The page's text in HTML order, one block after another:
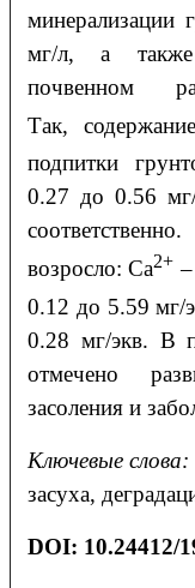
мг/л, а также
почвенном
Так,
подпитки
0.27 до 0.56
возросло: Ca2+
0.12 до 5.59 мг/
0.28 мг/экв. В
отмечено
засоления и
Ключевые слова:
засуха,
DOI: 10.24412/